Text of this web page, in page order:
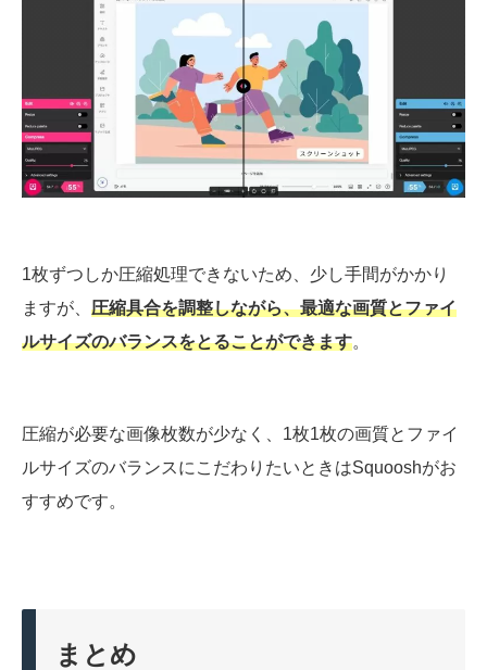
1枚ずつしか圧縮処理できないため、少し手間がかかり
ますが、 圧縮具合を調整しながら、最適な画質とファイ
ルサイズのバランスをとることができます。
圧縮が必要な画像枚数が少なく、1枚1枚の画質とファイ
ルサイズのバランスにこだわりたいときはSquooshがお
すすめです。
まとめ